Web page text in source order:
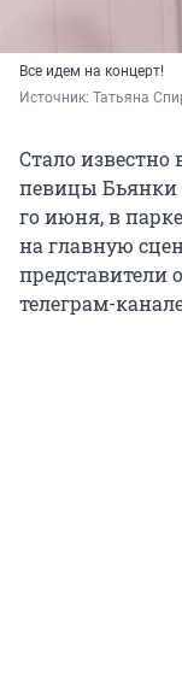
Все идем на концерт!
Источник: Татьяна
Стало известно
певицы Бьянки
го июня, в
на главную
представители
телеграм-